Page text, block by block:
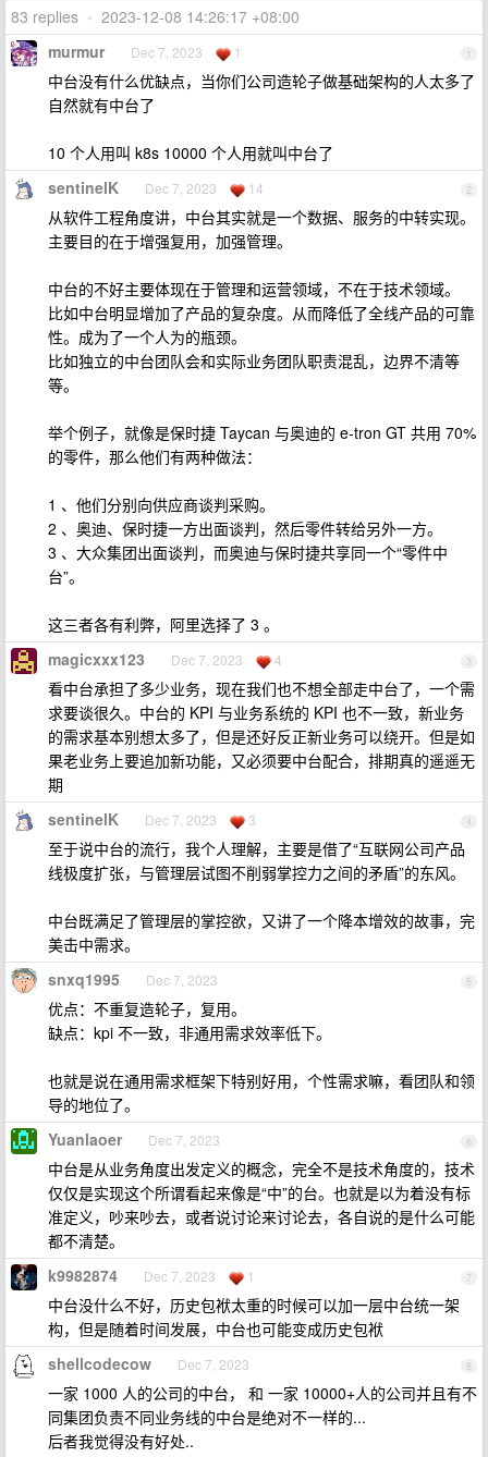
83 replies • 2023-12-08 14:26:17 +08:00
1
murmur Dec 7, 2023 1
中台没有什么优缺点，当你们公司造轮子做基础架构的人太多了
自然就有中台了
10 个人用叫 k8s 10000 个人用就叫中台了
2
sentinelK Dec 7, 2023 14
从软件工程角度讲，中台其实就是一个数据、服务的中转实现。
主要目的在于增强复用，加强管理。
中台的不好主要体现在于管理和运营领域，不在于技术领域。
比如中台明显增加了产品的复杂度。从而降低了全线产品的可靠
性。成为了一个人为的瓶颈。
比如独立的中台团队会和实际业务团队职责混乱，边界不清等
等。
举个例子，就像是保时捷 Taycan 与奥迪的 e-tron GT 共用 70%
的零件，那么他们有两种做法：
1 、他们分别向供应商谈判采购。
2 、奥迪、保时捷一方出面谈判，然后零件转给另外一方。
3 、大众集团出面谈判，而奥迪与保时捷共享同一个“零件中
台”。
这三者各有利弊，阿里选择了 3 。
3
magicxxx123 Dec 7, 2023 4
看中台承担了多少业务，现在我们也不想全部走中台了，一个需
求要谈很久。中台的 KPI 与业务系统的 KPI 也不一致，新业务
的需求基本别想太多了，但是还好反正新业务可以绕开。但是如
果老业务上要追加新功能，又必须要中台配合，排期真的遥遥无
期
4
sentinelK Dec 7, 2023 3
至于说中台的流行，我个人理解，主要是借了“互联网公司产品
线极度扩张，与管理层试图不削弱掌控力之间的矛盾”的东风。
中台既满足了管理层的掌控欲，又讲了一个降本增效的故事，完
美击中需求。
5
snxq1995 Dec 7, 2023
优点：不重复造轮子，复用。
缺点：kpi 不一致，非通用需求效率低下。
也就是说在通用需求框架下特别好用，个性需求嘛，看团队和领
导的地位了。
6
Yuanlaoer Dec 7, 2023
中台是从业务角度出发定义的概念，完全不是技术角度的，技术
仅仅是实现这个所谓看起来像是“中”的台。也就是以为着没有标
准定义，吵来吵去，或者说讨论来讨论去，各自说的是什么可能
都不清楚。
7
k9982874 Dec 7, 2023 1
中台没什么不好，历史包袱太重的时候可以加一层中台统一架
构，但是随着时间发展，中台也可能变成历史包袱
8
shellcodecow Dec 7, 2023
一家 1000 人的公司的中台， 和 一家 10000+人的公司并且有不
同集团负责不同业务线的中台是绝对不一样的...
后者我觉得没有好处..